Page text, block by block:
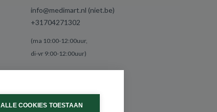
info@medimart.nl (niet.be)
+31704271302
(ma 10:00-12:00uur,
di-vr 9:00-12:00uur)
ALLE COOKIES TOESTAAN